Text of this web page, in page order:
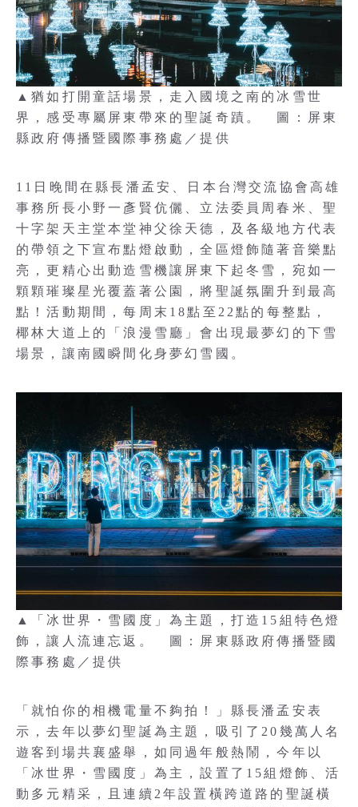
▲猶如打開童話場景，走入國境之南的冰雪世
界，感受專屬屏東帶來的聖誕奇蹟。 圖：屏東
縣政府傳播暨國際事務處／提供
11日晚間在縣長潘孟安、日本台灣交流協會高雄
事務所長小野一彥賢伉儷、立法委員周春米、聖
十字架天主堂本堂神父徐天德，及各級地方代表
的帶領之下宣布點燈啟動，全區燈飾隨著音樂點
亮，更精心出動造雪機讓屏東下起冬雪，宛如一
顆顆璀璨星光覆蓋著公園，將聖誕氛圍升到最高
點！活動期間，每周末18點至22點的每整點，
椰林大道上的「浪漫雪廳」會出現最夢幻的下雪
場景，讓南國瞬間化身夢幻雪國。
▲「冰世界・雪國度」為主題，打造15組特色燈
飾，讓人流連忘返。 圖：屏東縣政府傳播暨國
際事務處／提供
「就怕你的相機電量不夠拍！」縣長潘孟安表
示，去年以夢幻聖誕為主題，吸引了20幾萬人名
遊客到場共襄盛舉，如同過年般熱鬧，今年以
「冰世界・雪國度」為主，設置了15組燈飾、活
動多元精采，且連續2年設置橫跨道路的聖誕橫